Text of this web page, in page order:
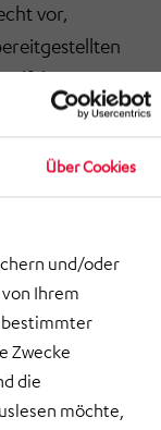
Über Cookies
und/oder
Ihrem
bestimmter
Zwecke
die
möchte,
vor,
von
die
Bildmaterial
HÖRMANN
AG, Sitec,
KSG
Leppersdorf